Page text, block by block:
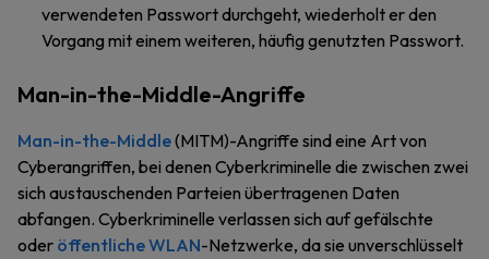
verwendeten Passwort durchgeht, wiederholt er den
Vorgang mit einem weiteren, häufig genutzten Passwort.
Man-in-the-Middle-Angriffe
Man-in-the-Middle(MITM)-Angriffe sind eine Art von
Cyberangriffen, bei denen Cyberkriminelle die zwischen zwei
sich austauschenden Parteien übertragenen Daten
abfangen. Cyberkriminelle verlassen sich auf gefälschte
oder öffentliche WLAN-Netzwerke, da sie unverschlüsselt